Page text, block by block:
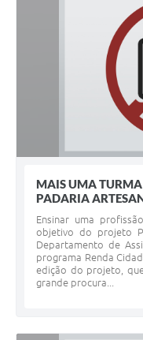
MAIS UMA
PADARIA
Ensinar uma
objetivo do projeto
Departamento de
programa Renda
edição do projeto,
grande procura...